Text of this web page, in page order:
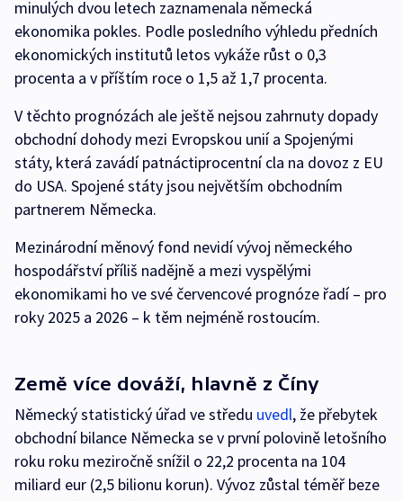
minulých dvou letech zaznamenala německá
ekonomika pokles. Podle posledního výhledu předních
ekonomických institutů letos vykáže růst o 0,3
procenta a v příštím roce o 1,5 až 1,7 procenta.
V těchto prognózách ale ještě nejsou zahrnuty dopady
obchodní dohody mezi Evropskou unií a Spojenými
státy, která zavádí patnáctiprocentní cla na dovoz z EU
do USA. Spojené státy jsou největším obchodním
partnerem Německa.
Mezinárodní měnový fond nevidí vývoj německého
hospodářství příliš nadějně a mezi vyspělými
ekonomikami ho ve své červencové prognóze řadí – pro
roky 2025 a 2026 – k těm nejméně rostoucím.
Země více dováží, hlavně z Číny
Německý statistický úřad ve středu uvedl, že přebytek
obchodní bilance Německa se v první polovině letošního
roku roku meziročně snížil o 22,2 procenta na 104
miliard eur (2,5 bilionu korun). Vývoz zůstal téměř beze